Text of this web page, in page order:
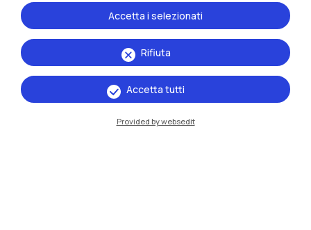
Rifiuta
Accetta i selezionati
Accetta tutti
Provided by websedit